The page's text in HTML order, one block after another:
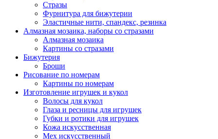
Стразы
Фурнитура для бижутерии
Эластичные нити, спандекс, резинка
Алмазная мозаика, наборы со стразами
Алмазная мозаика
Картины co стразами
Бижутерия
Броши
Рисование по номерам
Картины по номерам
Изготовление игрушек и кукол
Волосы для кукол
Глаза и ресницы для игрушек
Губки и ротики для игрушек
Кожа искусственная
Мех искусственный